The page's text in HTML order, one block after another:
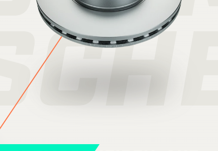
Werkstätten
Großhandel
Über Uns
Content Hub